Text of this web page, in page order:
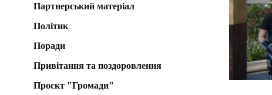
Партнерський матеріал
Політик
Поради
Привітання та поздоровлення
Проєкт "Громади"